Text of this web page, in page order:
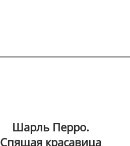
Шарль Перро.
Спящая красавица